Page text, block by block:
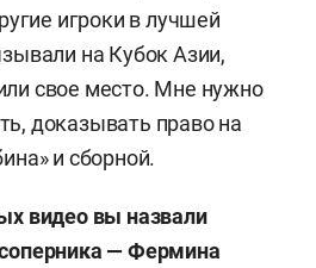
игроки в лучшей
на Кубок Азии,
свое место. Мне нужно
доказывать право на
и сборной.
видео вы назвали
— Фермина